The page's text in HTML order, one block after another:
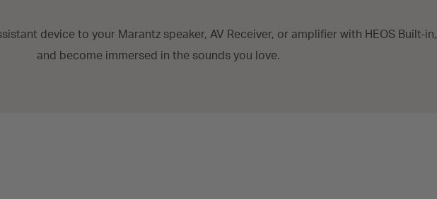
device to your Marantz speaker, AV Receiver, or amplifier with HEOS Built-in,
and become immersed in the sounds you love.